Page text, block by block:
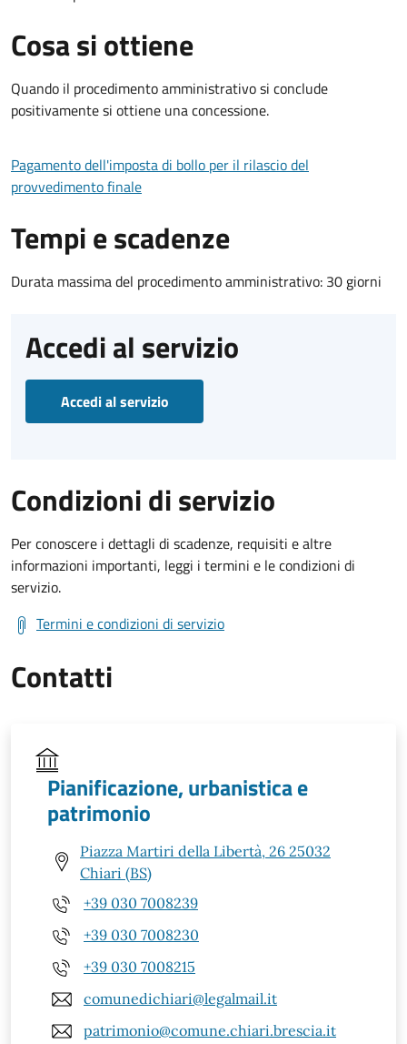
Cosa si ottiene
Quando il procedimento amministrativo si conclude
positivamente si ottiene una concessione.
Pagamento dell'imposta di bollo per il rilascio del
provvedimento finale
Tempi e scadenze
Durata massima del procedimento amministrativo: 30 giorni
Accedi al servizio
Accedi al servizio
Condizioni di servizio
Per conoscere i dettagli di scadenze, requisiti e altre
informazioni importanti, leggi i termini e le condizioni di
servizio.
Termini e condizioni di servizio
Contatti
Pianificazione, urbanistica e
patrimonio
Piazza Martiri della Libertà, 26 25032
Chiari (BS)
+39 030 7008239
+39 030 7008230
+39 030 7008215
comunedichiari@legalmail.it
patrimonio@comune.chiari.brescia.it